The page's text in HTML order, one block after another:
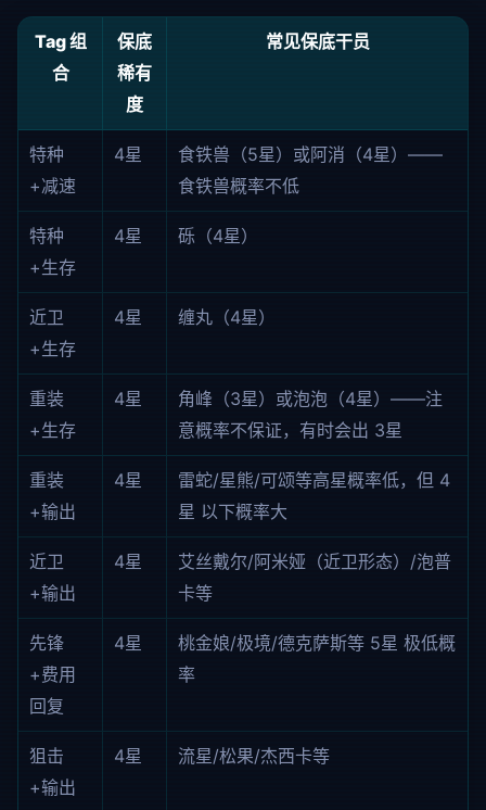
Tag 组
合
保底
稀有
度
常见保底干员
特种
+减速
4星
食铁兽（5星）或阿消（4星）——
食铁兽概率不低
特种
+生存
4星 砾（4星）
近卫
+生存
4星 缠丸（4星）
重装
+生存
4星
角峰（3星）或泡泡（4星）——注
意概率不保证，有时会出 3星
重装
+输出
4星
雷蛇/星熊/可颂等高星概率低，但 4
星 以下概率大
近卫
+输出
4星
艾丝戴尔/阿米娅（近卫形态）/泡普
卡等
先锋
+费用
回复
4星
桃金娘/极境/德克萨斯等 5星 极低概
率
狙击
+输出
4星 流星/松果/杰西卡等